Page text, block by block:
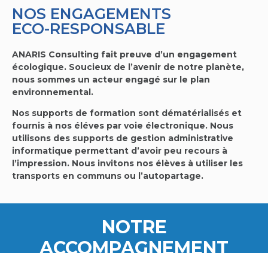
NOS ENGAGEMENTS
ECO-RESPONSABLE
ANARIS Consulting fait preuve d’un engagement
écologique. Soucieux de l’avenir de notre planète,
nous sommes un acteur engagé sur le plan
environnemental.
Nos supports de formation sont dématérialisés et
fournis à nos éléves par voie électronique. Nous
utilisons des supports de gestion administrative
informatique permettant d’avoir peu recours à
l’impression. Nous invitons nos élèves à utiliser les
transports en communs ou l’autopartage.
NOTRE
ACCOMPAGNEMENT